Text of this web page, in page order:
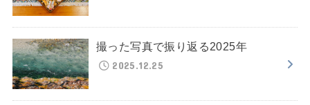
撮った写真で振り返る2025年
2025.12.25